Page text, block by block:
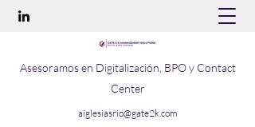
Asesoramos en Digitalización, BPO y Contact
Center
aiglesiasrio@gate2k.com